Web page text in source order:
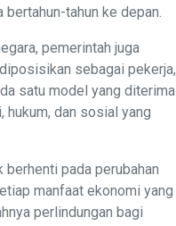
tahun ke depan.
pemerintah juga
sebagai pekerja,
satu model yang diterima
dan sosial yang
pada perubahan
manfaat ekonomi yang
perlindungan bagi